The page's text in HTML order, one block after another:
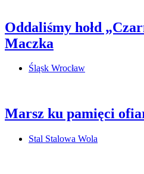
Oddaliśmy hołd
Maczka
Śląsk Wrocław
Marsz ku pamięci
Stal Stalowa Wola